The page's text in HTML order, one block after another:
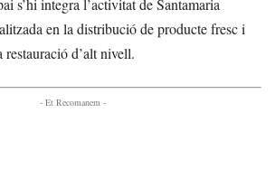
en la distribució de producte fresc i
d’alt nivell.
- Et Recomanem -